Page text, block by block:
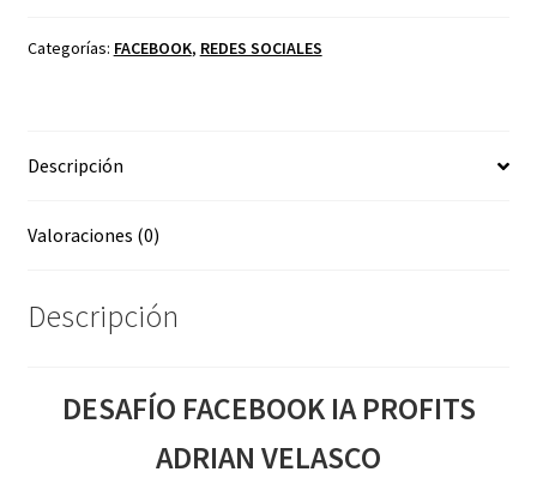
ADRIAN
Categorías: FACEBOOK, REDES SOCIALES
Descripción
Valoraciones (0)
Descripción
DESAFÍO FACEBOOK IA PROFITS
ADRIAN VELASCO